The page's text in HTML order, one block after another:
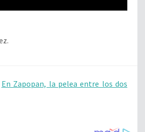
En Zapopan, la pelea entre los dos